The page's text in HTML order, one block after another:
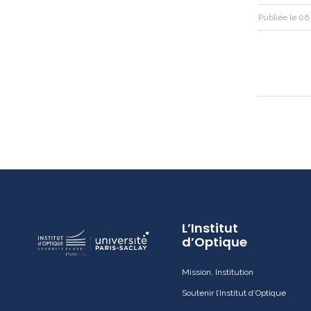
Publiée le
L’Institut
d’Optique
Mission, Institution
Soutenir l’Institut d’Optique